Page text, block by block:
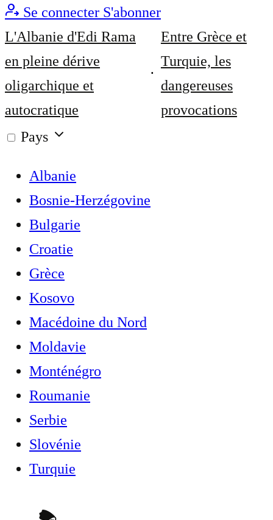
Se connecter S'abonner
L'Albanie d'Edi Rama
en pleine dérive
oligarchique et
autocratique
Entre Grèce et
Turquie, les
dangereuses
provocations
Pays
Albanie
Bosnie-Herzégovine
Bulgarie
Croatie
Grèce
Kosovo
Macédoine du Nord
Moldavie
Monténégro
Roumanie
Serbie
Slovénie
Turquie